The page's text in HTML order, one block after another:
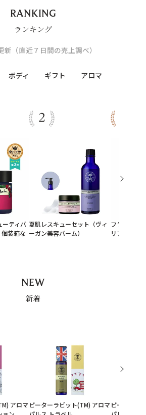
RANKING
ランキング
新（直近７日間の売上調べ）
ボディ ギフト アロマ
ーティバ
装箱な
夏肌レスキューセット（ヴィ
ーガン美容バーム）
フランキン
リフトクリ
NEW
新着
アロマ ピーターラビット(TM) アロマ ピーターラ